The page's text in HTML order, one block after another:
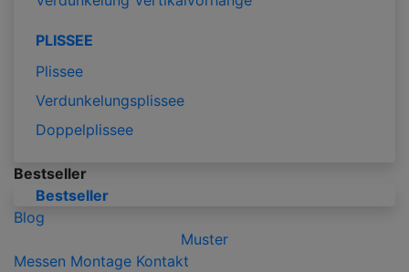
PLISSEE
Plissee
Verdunkelungsplissee
Doppelplissee
Bestseller
Bestseller
Blog
Muster
Messen Montage Kontakt